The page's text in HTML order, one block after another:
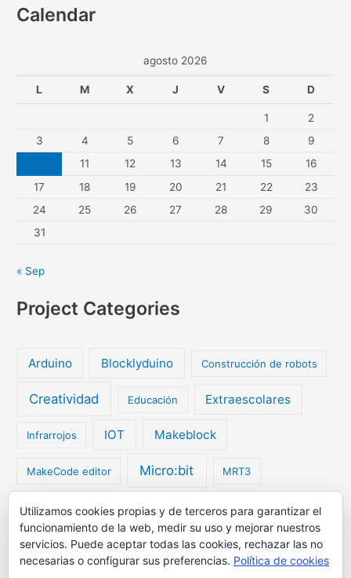
Calendar
agosto 2026
L M X J V S D
1
2
3
4 5 6 7 8
9
11 12 13 14 15
16
17
18 19 20 21 22
23
24
25 26 27 28 29
30
31
« Sep
Project Categories
Arduino Blocklyduino Construcción de robots
Creatividad Educación Extraescolares
Infrarrojos IOT Makeblock
MakeCode editor Micro:bit MRT3
My Robot Time My Robot Time Exciting
Programación Radio Robots Robótica
Utilizamos cookies propias y de terceros para garantizar el
funcionamiento de la web, medir su uso y mejorar nuestros
servicios. Puede aceptar todas las cookies, rechazar las no
necesarias o configurar sus preferencias. Política de cookies